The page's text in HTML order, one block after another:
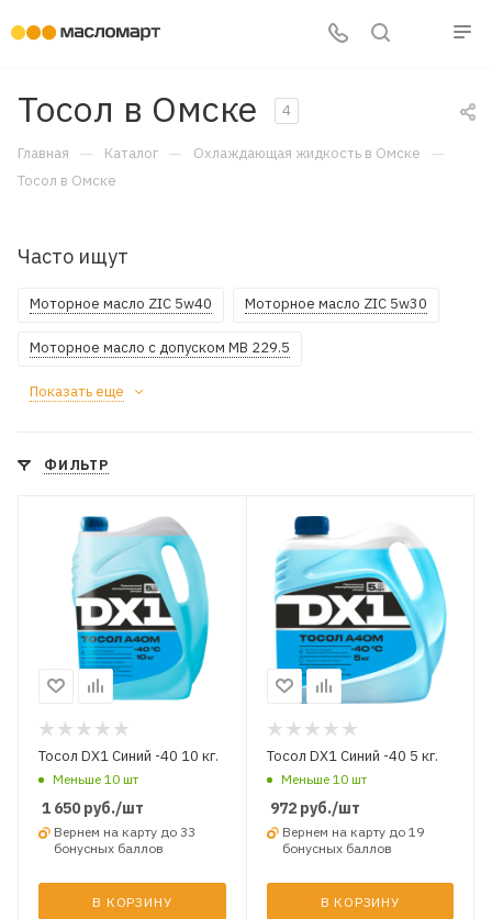
Тосол в Омске 4
Главная — Каталог — Охлаждающая жидкость в Омске —
Тосол в Омске
Часто ищут
Моторное масло ZIC 5w40 Моторное масло ZIC 5w30
Моторное масло с допуском MB 229.5
Показать еще
ФИЛЬТР
Тосол DX1 Синий -40 10 кг.
Меньше 10 шт
1 650 руб./шт
Вернем на карту до 33
бонусных баллов
В КОРЗИНУ
Тосол DX1 Синий -40 5 кг.
Меньше 10 шт
972руб./шт
Вернем на карту до 19
бонусных баллов
В КОРЗИНУ